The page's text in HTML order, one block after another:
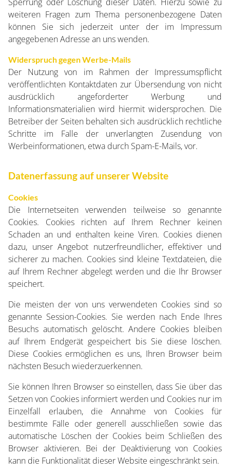
Sperrung oder Löschung dieser Daten. Hierzu sowie zu
weiteren Fragen zum Thema personenbezogene Daten
können Sie sich jederzeit unter der im Impressum
angegebenen Adresse an uns wenden.
Widerspruch gegen Werbe-Mails
Der Nutzung von im Rahmen der Impressumspflicht
veröffentlichten Kontaktdaten zur Übersendung von nicht
ausdrücklich angeforderter Werbung und
Informationsmaterialien wird hiermit widersprochen. Die
Betreiber der Seiten behalten sich ausdrücklich rechtliche
Schritte im Falle der unverlangten Zusendung von
Werbeinformationen, etwa durch Spam-E-Mails, vor.
Datenerfassung auf unserer Website
Cookies
Die Internetseiten verwenden teilweise so genannte
Cookies. Cookies richten auf Ihrem Rechner keinen
Schaden an und enthalten keine Viren. Cookies dienen
dazu, unser Angebot nutzerfreundlicher, effektiver und
sicherer zu machen. Cookies sind kleine Textdateien, die
auf Ihrem Rechner abgelegt werden und die Ihr Browser
speichert.
Die meisten der von uns verwendeten Cookies sind so
genannte Session-Cookies. Sie werden nach Ende Ihres
Besuchs automatisch gelöscht. Andere Cookies bleiben
auf Ihrem Endgerät gespeichert bis Sie diese löschen.
Diese Cookies ermöglichen es uns, Ihren Browser beim
nächsten Besuch wiederzuerkennen.
Sie können Ihren Browser so einstellen, dass Sie über das
Setzen von Cookies informiert werden und Cookies nur im
Einzelfall erlauben, die Annahme von Cookies für
bestimmte Fälle oder generell ausschließen sowie das
automatische Löschen der Cookies beim Schließen des
Browser aktivieren. Bei der Deaktivierung von Cookies
kann die Funktionalität dieser Website eingeschränkt sein.